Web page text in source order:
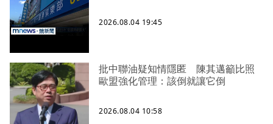
2026.08.04 19:45
批中聯油疑知情隱匿 陳其邁籲比照
歐盟強化管理：該倒就讓它倒
2026.08.04 10:58